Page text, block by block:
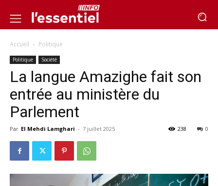
Accueil Politique
Politique Société
La langue Amazighe fait son
entrée au ministère du
Parlement
Par El Mehdi Lamghari - 7 juillet 2025 0
238